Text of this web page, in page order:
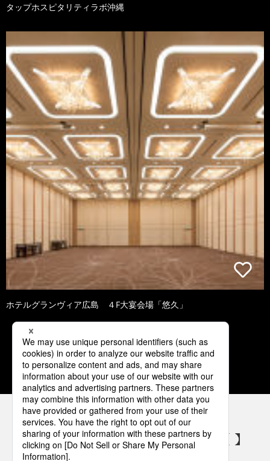
タップホスピタリティラボ沖縄
ホテルグランヴィア広島 ４F大宴会場「悠久」
2 3 4 5 6
パナソニックの電気設備 SNSアカウント